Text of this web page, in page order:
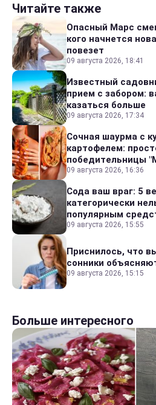
Читайте также
Опасный Марс
кого начнется
повезет
09 августа 2026, 18:41
Известный
прием с забором:
казаться больше
09 августа 2026, 17:34
Сочная шаурма с
картофелем:
победительницы
09 августа 2026, 16:36
Сода ваш враг: 5
категорически
популярным
09 августа 2026, 15:55
Приснилось, что
сонники
09 августа 2026, 15:15
Больше интересного